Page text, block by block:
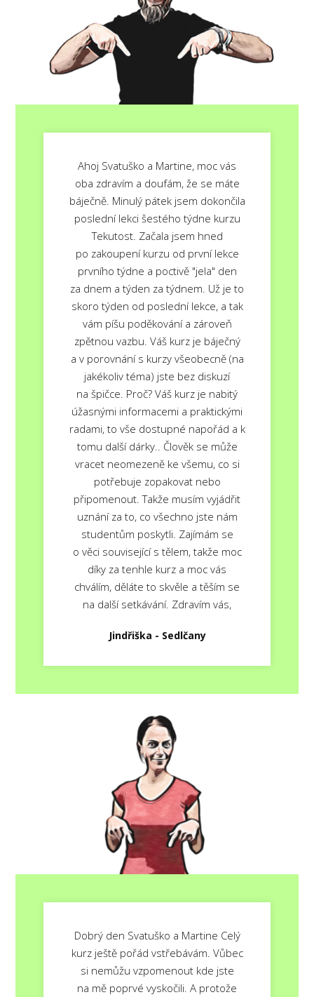
Ahoj Svatuško a Martine, moc vás
oba zdravím a doufám, že se máte
báječně. Minulý pátek jsem dokončila
poslední lekci šestého týdne kurzu
Tekutost. Začala jsem hned
po zakoupení kurzu od první lekce
prvního týdne a poctivě "jela" den
za dnem a týden za týdnem. Už je to
skoro týden od poslední lekce, a tak
vám píšu poděkování a zároveň
zpětnou vazbu. Váš kurz je báječný
a v porovnání s kurzy všeobecně (na
jakékoliv téma) jste bez diskuzí
na špičce. Proč? Váš kurz je nabitý
úžasnými informacemi a praktickými
radami, to vše dostupné napořád a k
tomu další dárky.. Člověk se může
vracet neomezeně ke všemu, co si
potřebuje zopakovat nebo
připomenout. Takže musím vyjádřit
uznání za to, co všechno jste nám
studentům poskytli. Zajímám se
o věci související s tělem, takže moc
díky za tenhle kurz a moc vás
chválím, děláte to skvěle a těším se
na další setkávání. Zdravím vás,
Jindřiška - Sedlčany
Dobrý den Svatuško a Martine Celý
kurz ještě pořád vstřebávám. Vůbec
si nemůžu vzpomenout kde jste
na mě poprvé vyskočili. A protože